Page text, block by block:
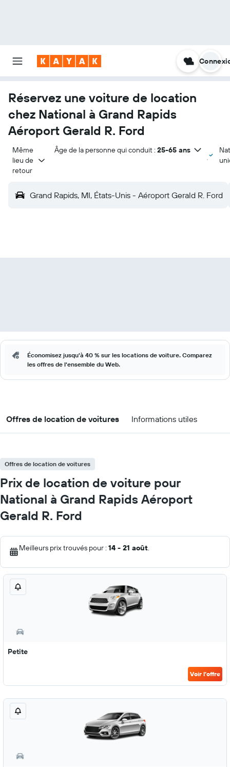
Réservez une voiture de location
chez National à Grand Rapids
Aéroport Gerald R. Ford
Même
lieu de
retour
Âge de la personne qui conduit : 25-65 ans
Grand Rapids, MI, États-Unis - Aéroport Gerald R. Ford
Économisez jusqu'à 40 % sur les locations de voiture. Comparez
les offres de l'ensemble du Web.
Offres de location de voitures Informations utiles
Offres de location de voitures
Prix de location de voiture pour
National à Grand Rapids Aéroport
Gerald R. Ford
Meilleurs prix trouvés pour : 14 - 21 août.
Petite
Voir l’offre